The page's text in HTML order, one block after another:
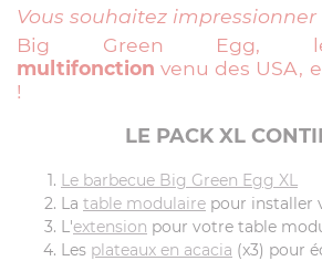
Vous souhaitez impressionner
Big Green
multifonction venu des USA,
!
LE PACK XL
Le barbecue Big Green Egg XL
La table modulaire pour installer
L'extension pour votre table
Les plateaux en acacia (x3) pour